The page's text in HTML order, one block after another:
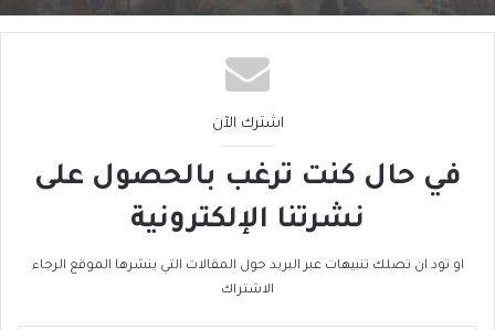
اشترك الآن
في حال كنت ترغب بالحصول على
نشرتنا الإلكترونية
او تود ان تصلك تنبيهات عبر البريد حول المقالات التي ينشرها الموقع الرجاء
الاشتراك